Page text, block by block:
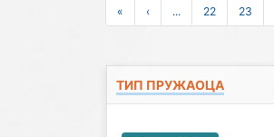
« ‹ ... 22 23
ТИП ПРУЖАОЦА